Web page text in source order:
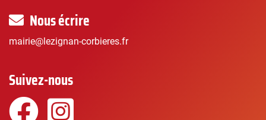
Nous écrire
mairie@lezignan-corbieres.fr
Suivez-nous
Facebook